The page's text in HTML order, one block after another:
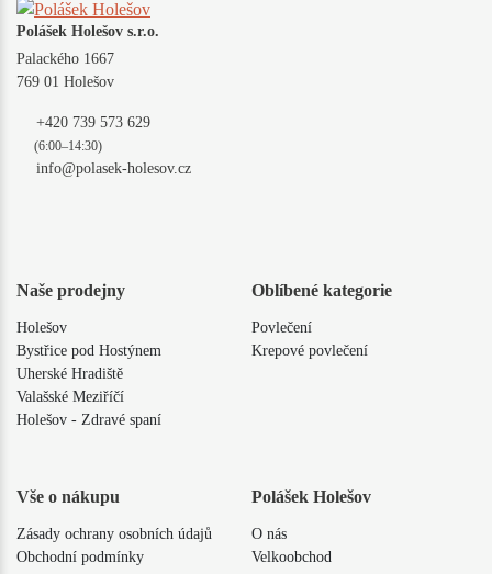
Polášek Holešov s.r.o.
Palackého 1667
769 01 Holešov
+420 739 573 629
(6:00–14:30)
info@polasek-holesov.cz
Naše prodejny
Holešov
Bystřice pod Hostýnem
Uherské Hradiště
Valašské Meziříčí
Holešov - Zdravé spaní
Oblíbené kategorie
Povlečení
Krepové povlečení
Vše o nákupu
Zásady ochrany osobních údajů
Obchodní podmínky
Polášek Holešov
O nás
Velkoobchod